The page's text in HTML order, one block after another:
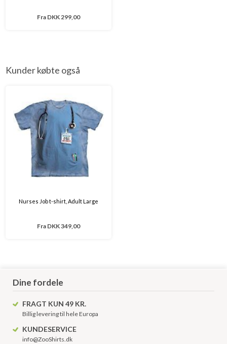
Fra DKK 299,00
Kunder købte også
Nurses Job t-shirt, Adult Large
Fra DKK 349,00
Dine fordele
FRAGT KUN 49 KR.
Billig levering til hele Europa
KUNDESERVICE
info@ZooShirts.dk